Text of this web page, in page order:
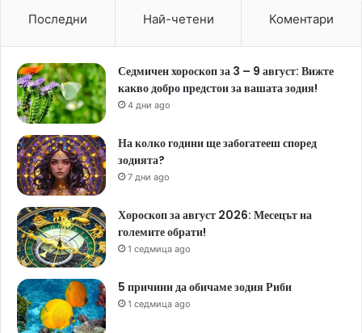
Последни Най-четени Коментари
Седмичен хороскоп за 3 – 9 август: Вижте
какво добро предстои за вашата зодия!
4 дни ago
На колко години ще забогатееш според
зодията?
7 дни ago
Хороскоп за август 2026: Месецът на
големите обрати!
1 седмица ago
5 причини да обичаме зодия Риби
1 седмица ago